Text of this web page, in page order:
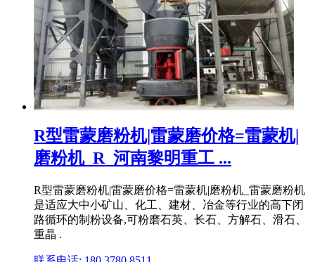
R型雷蒙磨粉机|雷蒙磨价格=雷蒙机|
磨粉机_R_河南黎明重工 ...
R型雷蒙磨粉机|雷蒙磨价格=雷蒙机|磨粉机_雷蒙磨粉机
是适应大中小矿山、化工、建材、冶金等行业的高下闭
路循环的制粉设备,可粉磨石英、长石、方解石、滑石、
重晶 .